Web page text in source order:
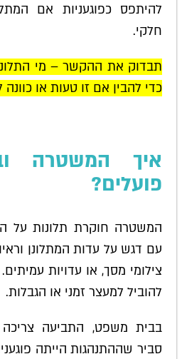
להיתפס כפוגעניות אם
חלקי.
תבדוק את ההקשר – מי
כדי להבין אם זו טעות או כוונה
איך המשטרה
פועלים?
המשטרה חוקרת תלונות על
עם דגש על עדות המתלונן
צילומי מסך, או עדויות
להוביל למעצר זמני או הגבלות.
בבית משפט, התביעה
סביר שההתנהגות הייתה